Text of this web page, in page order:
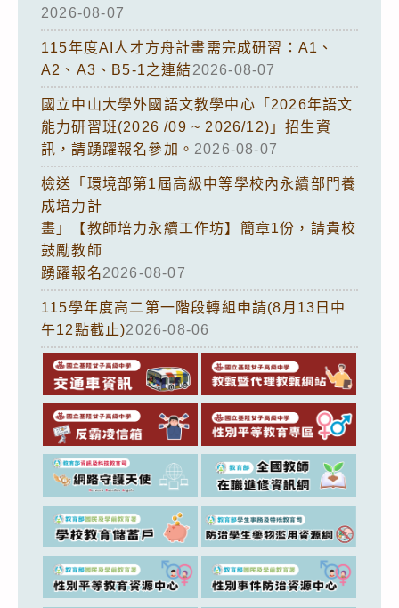
2026-08-07
115年度AI人才方舟計畫需完成研習：A1、
A2、A3、B5-1之連結2026-08-07
國立中山大學外國語文教學中心「2026年語文
能力研習班(2026 /09 ~ 2026/12)」招生資
訊，請踴躍報名參加。 2026-08-07
檢送「環境部第1屆高級中等學校內永續部門養
成培力計
畫」【教師培力永續工作坊】簡章1份，請貴校
鼓勵教師
踴躍報名2026-08-07
115學年度高二第一階段轉組申請(8月13日中
午12點截止)2026-08-06